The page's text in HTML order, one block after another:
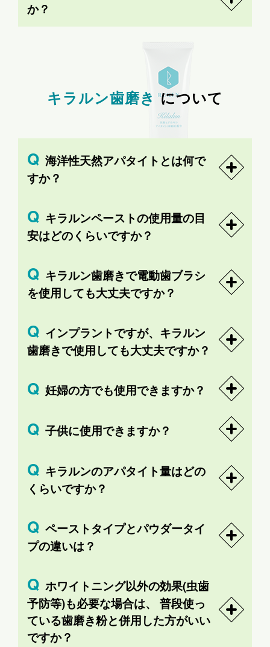
か？
キラルン歯磨き について
海洋性天然アパタイトとは何で
すか？
キラルンペーストの使用量の目
安はどのくらいですか？
キラルン歯磨きで電動歯ブラシ
を使用しても大丈夫ですか？
インプラントですが、キラルン
歯磨きで使用しても大丈夫ですか？
妊婦の方でも使用できますか？
子供に使用できますか？
キラルンのアパタイト量はどの
くらいですか？
ペーストタイプとパウダータイ
プの違いは？
ホワイトニング以外の効果(虫歯
予防等)も必要な場合は、 普段使っ
ている歯磨き粉と併用した方がいい
ですか？